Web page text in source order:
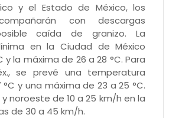
y el Estado de México, los
con descargas
caída de granizo. La
en la Ciudad de México
y la máxima de 26 a 28 °C. Para
se prevé una temperatura
y una máxima de 23 a 25 °C.
noroeste de 10 a 25 km/h en la
de 30 a 45 km/h.